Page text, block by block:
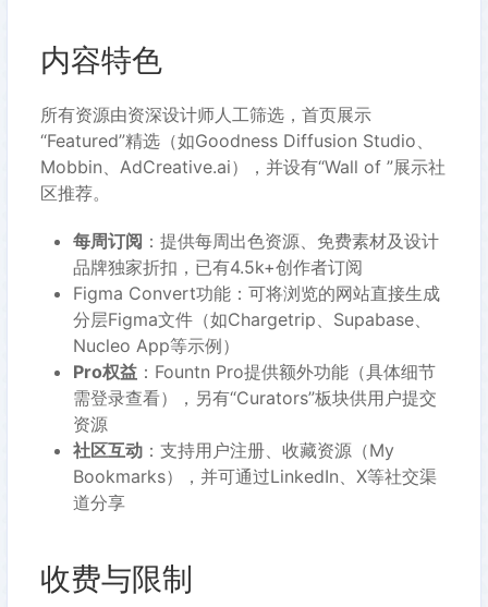
内容特色
所有资源由资深设计师人工筛选，首页展示
“Featured”精选（如Goodness Diffusion Studio、
Mobbin、AdCreative.ai），并设有“Wall of ︎”展示社
区推荐。
每周订阅 ：提供每周出色资源、免费素材及设计
品牌独家折扣，已有4.5k+创作者订阅
Figma Convert功能：可将浏览的网站直接生成
分层Figma文件（如Chargetrip、Supabase、
Nucleo App等示例）
Pro权益 ：Fountn Pro提供额外功能（具体细节
需登录查看），另有“Curators”板块供用户提交
资源
社区互动 ：支持用户注册、收藏资源（My
Bookmarks），并可通过LinkedIn、X等社交渠
道分享
收费与限制